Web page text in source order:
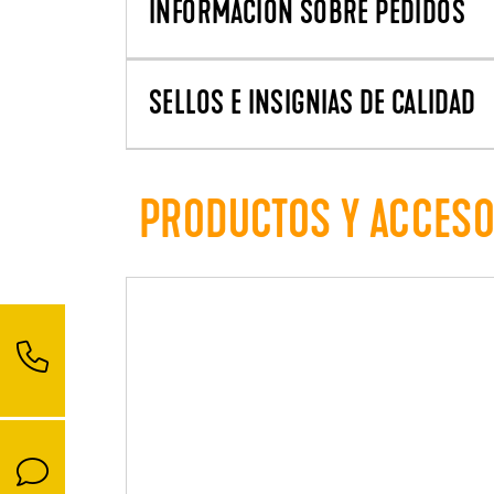
INFORMACIÓN SOBRE PEDIDOS
SELLOS E INSIGNIAS DE CALIDAD
PRODUCTOS Y